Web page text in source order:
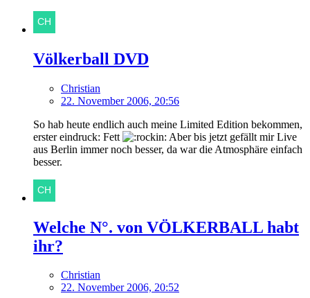
Völkerball DVD
Christian
22. November 2006, 20:56
So hab heute endlich auch meine Limited Edition bekommen,
erster eindruck: Fett
Aber bis jetzt gefällt mir Live
aus Berlin immer noch besser, da war die Atmosphäre einfach
besser.
Welche N°. von VÖLKERBALL habt
ihr?
Christian
22. November 2006, 20:52